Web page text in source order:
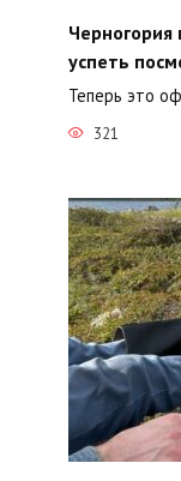
Черногория
успеть
Теперь это
321